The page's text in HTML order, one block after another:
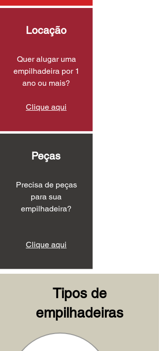
Locação
Quer alugar uma
empilhadeira por 1
ano ou mais?
Clique aqui
Peças
Precisa de peças
para sua
empilhadeira?
Clique aqui
Tipos de
empilhadeiras